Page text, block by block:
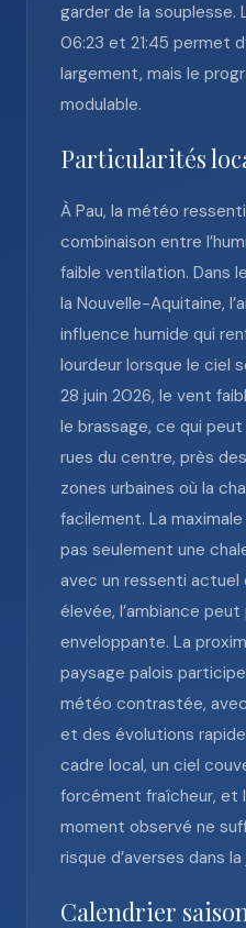
garder de la souplesse.
06:23 et 21:45 permet
largement, mais le
modulable.
Particularités
À Pau, la météo
combinaison entre
faible ventilation. Dans
la Nouvelle-Aquitaine,
influence humide qui
lourdeur lorsque le ciel
28 juin 2026, le vent
le brassage, ce qui
rues du centre, près
zones urbaines où la
facilement. La
pas seulement une
avec un ressenti actuel
élevée, l’ambiance
enveloppante. La
paysage palois
météo contrastée,
et des évolutions
cadre local, un ciel
forcément fraîcheur, et
moment observé ne
risque d’averses dans la
Calendrier